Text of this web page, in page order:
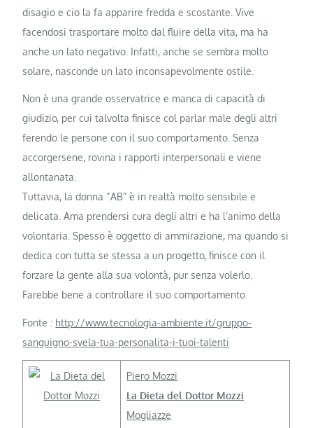
disagio e cio la fa apparire fredda e scostante. Vive
facendosi trasportare molto dal fluire della vita, ma ha
anche un lato negativo. Infatti, anche se sembra molto
solare, nasconde un lato inconsapevolmente ostile.
Non è una grande osservatrice e manca di capacità di
giudizio, per cui talvolta finisce col parlar male degli altri
ferendo le persone con il suo comportamento. Senza
accorgersene, rovina i rapporti interpersonali e viene
allontanata.
Tuttavia, la donna “AB” è in realtà molto sensibile e
delicata. Ama prendersi cura degli altri e ha l’animo della
volontaria. Spesso è oggetto di ammirazione, ma quando si
dedica con tutta se stessa a un progetto, finisce con il
forzare la gente alla sua volontà, pur senza volerlo.
Farebbe bene a controllare il suo comportamento.
Fonte : http://www.tecnologia-ambiente.it/gruppo-
sanguigno-svela-tua-personalita-i-tuoi-talenti
Piero Mozzi
La Dieta del Dottor Mozzi
Mogliazze